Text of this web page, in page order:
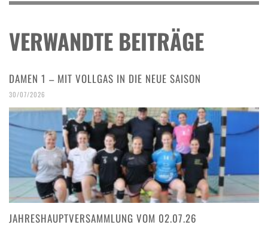
VERWANDTE BEITRÄGE
DAMEN 1 – MIT VOLLGAS IN DIE NEUE SAISON
30/07/2026
JAHRESHAUPTVERSAMMLUNG VOM 02.07.26